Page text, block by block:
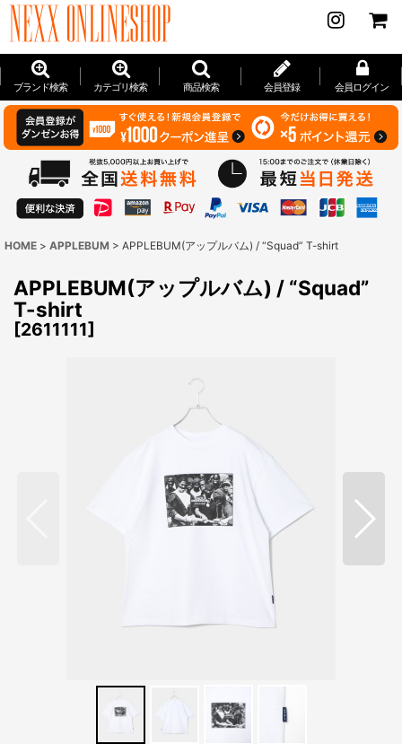
ブランド検索 カテゴリ検索 商品検索 会員登録 会員ログイン
HOME > APPLEBUM > APPLEBUM(アップルバム) / “Squad” T-shirt
APPLEBUM(アップルバム) / “Squad”
T-shirt
[2611111]